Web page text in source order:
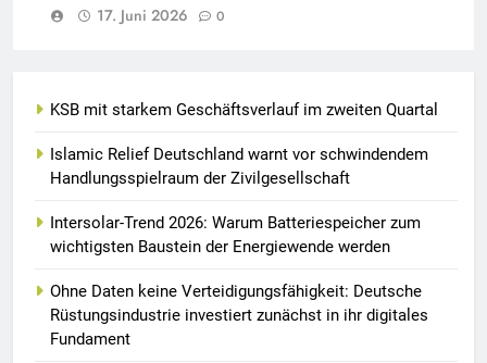
17. Juni 2026
0
KSB mit starkem Geschäftsverlauf im zweiten Quartal
Islamic Relief Deutschland warnt vor schwindendem
Handlungsspielraum der Zivilgesellschaft
Intersolar-Trend 2026: Warum Batteriespeicher zum
wichtigsten Baustein der Energiewende werden
Ohne Daten keine Verteidigungsfähigkeit: Deutsche
Rüstungsindustrie investiert zunächst in ihr digitales
Fundament